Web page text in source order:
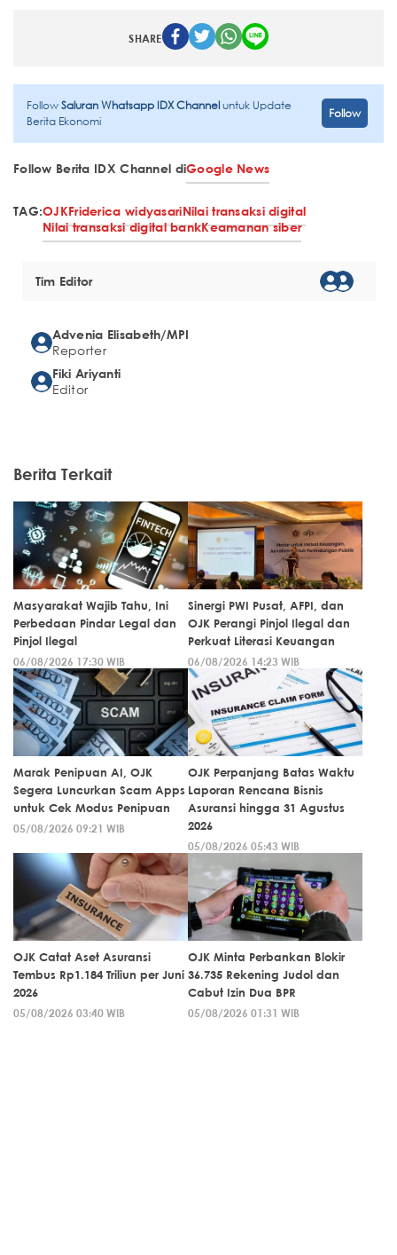
SHARE
FollowSaluran Whatsapp IDX Channeluntuk Update
Berita Ekonomi
Follow
Follow Berita IDX Channel diGoogle News
TAG:OJKFriderica widyasariNilai transaksi digital
Nilai transaksi digital bankKeamanan siber
Tim Editor
Advenia Elisabeth/MPI
Reporter
Fiki Ariyanti
Editor
Berita Terkait
Masyarakat Wajib Tahu, Ini
Perbedaan Pindar Legal dan
Pinjol Ilegal
06/08/2026 17:30 WIB
Sinergi PWI Pusat, AFPI, dan
OJK Perangi Pinjol Ilegal dan
Perkuat Literasi Keuangan
06/08/2026 14:23 WIB
Marak Penipuan AI, OJK
Segera Luncurkan Scam Apps
untuk Cek Modus Penipuan
05/08/2026 09:21 WIB
OJK Perpanjang Batas Waktu
Laporan Rencana Bisnis
Asuransi hingga 31 Agustus
2026
05/08/2026 05:43 WIB
OJK Catat Aset Asuransi
Tembus Rp1.184 Triliun per Juni
2026
05/08/2026 03:40 WIB
OJK Minta Perbankan Blokir
36.735 Rekening Judol dan
Cabut Izin Dua BPR
05/08/2026 01:31 WIB